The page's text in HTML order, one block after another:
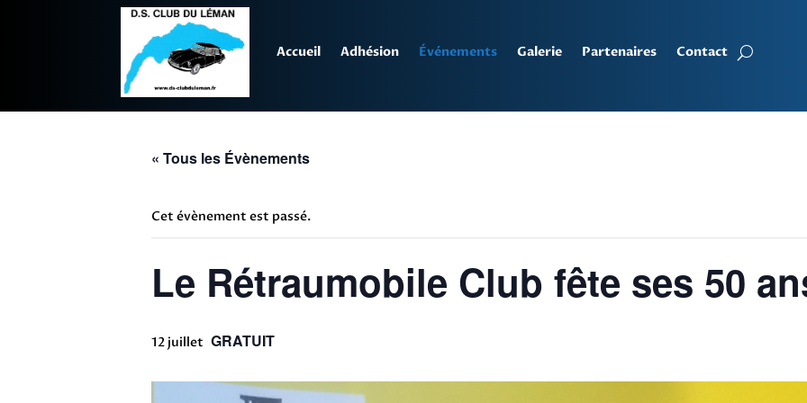
Accueil Adhésion Événements Galerie Partenaires Contact
« Tous les Évènements
Cet évènement est passé.
Le Rétraumobile Club fête ses 50
12 juillet GRATUIT